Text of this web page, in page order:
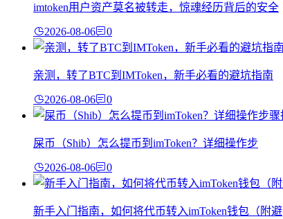
imtoken用户资产莫名被转走，惊魂经历背后的安全
2026-08-06 0
亲测，转了BTC到IMToken，新手必看的避坑指南
2026-08-06 0
屎币（Shib）怎么提币到imToken？详细操作步
2026-08-06 0
新手入门指南，如何将代币转入imToken钱包（附避